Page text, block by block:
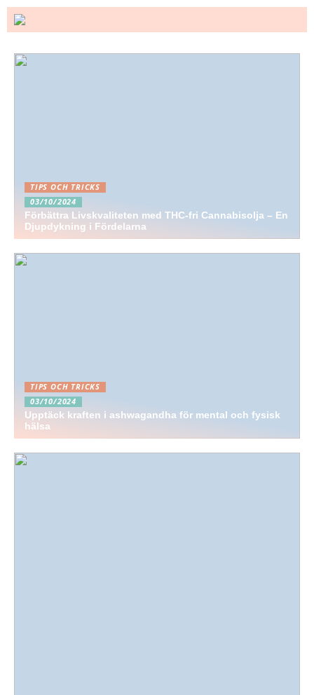
TIPS OCH TRICKS
03/10/2024
Förbättra Livskvaliteten med THC-fri Cannabisolja – En
Djupdykning i Fördelarna
TIPS OCH TRICKS
03/10/2024
Upptäck kraften i ashwagandha för mental och fysisk
hälsa